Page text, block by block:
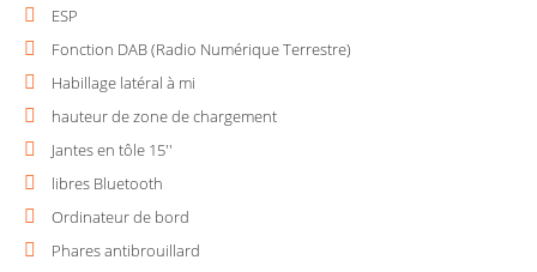
ESP
Fonction DAB (Radio Numérique Terrestre)
Habillage latéral à mi
hauteur de zone de chargement
Jantes en tôle 15''
libres Bluetooth
Ordinateur de bord
Phares antibrouillard